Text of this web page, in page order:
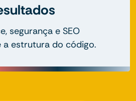
segurança e SEO
a estrutura do código.